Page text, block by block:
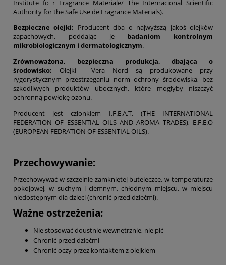
Institute fo r Fragrance Materiale/ The Internacional Scientific
Authority for the Safe Use de Fragrance Materials).
Bezpieczne olejki: Producent dba o najwyższą jakoś olejków
zapachowych, poddając je badaniom kontrolnym
mikrobiologicznym i dermatologicznym.
Zrównoważona, bezpieczna produkcja, dbająca o
środowisko: Olejki Vera Nord są produkowane przy
rygorystycznym przestrzeganiu norm ochrony środowiska, bez
szkodliwych produktów ubocznych, które mogłyby niszczyć
ochronną powłokę ozonu.
Producent jest członkiem I.F.E.A.T. (THE INTERNATIONAL
FEDERATION OF ESSENTIAL OILS AND AROMA TRADES), E.F.E.O
(EUROPEAN FEDRATION OF ESSENTIAL OILS).
Przechowywanie:
Przechowywać w szczelnie zamkniętej buteleczce, w temperaturze
pokojowej, w suchym i ciemnym, chłodnym miejscu, w miejscu
niedostępnym dla dzieci (chronić przed dziećmi).
Ważne ostrzeżenia:
Nie stosować doustnie wewnętrznie, nie pić
Chronić przed dziećmi
Chronić oczy przez kontaktem z olejkiem